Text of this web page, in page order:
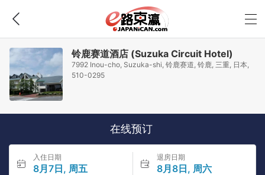
铃鹿赛道酒店 (Suzuka Circuit Hotel)
7992 Inou-cho, Suzuka-shi, 铃鹿赛道, 铃鹿, 三重, 日本,
510-0295
在线预订
入住日期
8月7日, 周五
退房日期
8月8日, 周六